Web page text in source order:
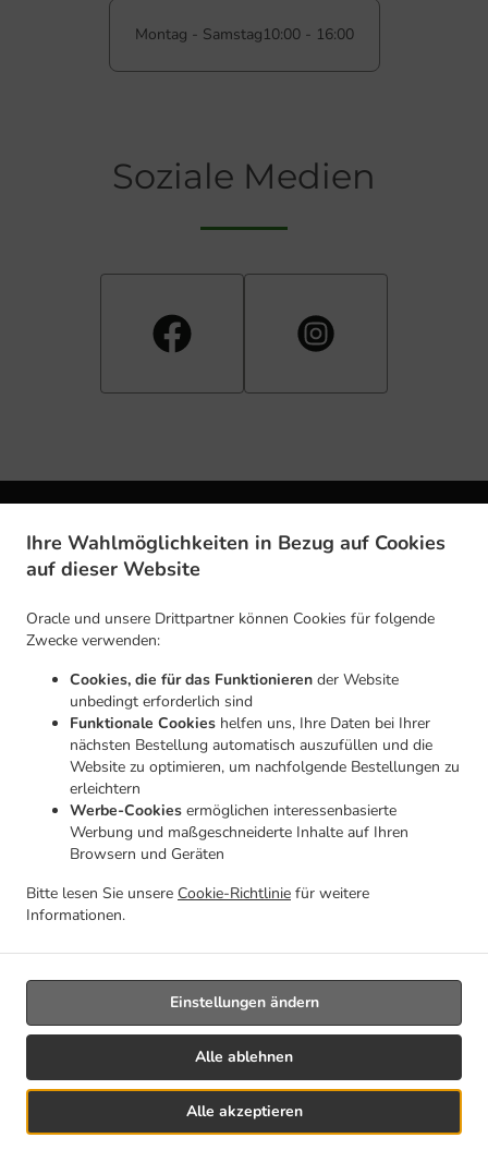
Ihre Wahlmöglichkeiten in Bezug auf Cookies
auf dieser Website
Oracle und unsere Drittpartner können Cookies für folgende
Zwecke verwenden:
Cookies, die für das Funktionieren der Website
unbedingt erforderlich sind
Funktionale Cookies helfen uns, Ihre Daten bei Ihrer
nächsten Bestellung automatisch auszufüllen und die
Website zu optimieren, um nachfolgende Bestellungen zu
erleichtern
Werbe-Cookies ermöglichen interessenbasierte
Werbung und maßgeschneiderte Inhalte auf Ihren
Browsern und Geräten
Bitte lesen Sie unsere Cookie-Richtlinie für weitere
Informationen.
Alle akzeptieren
Alle ablehnen
Einstellungen ändern
Montag - Samstag10:00 - 16:00
Soziale Medien
Cookie-Richtlinie
Kontakt
Coronel Latherta González Hierro 48a, 35650 Lajares, Spain
+34 633 10 79 43
Links
Tischreservierung
Im Voraus bestellen